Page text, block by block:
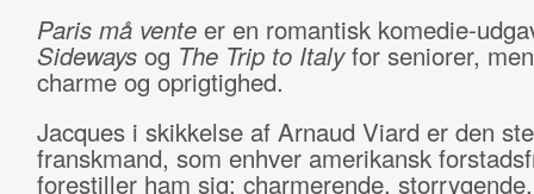
Paris må venteer en romantisk komedie-
Sidewaysog The Trip to Italyfor seniorer,
charme og oprigtighed.
Jacques i skikkelse af Arnaud Viard er den
franskmand, som enhver amerikansk
forestiller ham sig: charmerende,